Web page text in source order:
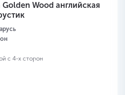
Wood английская
с 4-х сторон